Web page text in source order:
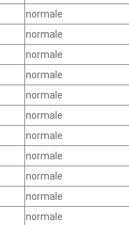
normale
normale
normale
normale
normale
normale
normale
normale
normale
normale
normale